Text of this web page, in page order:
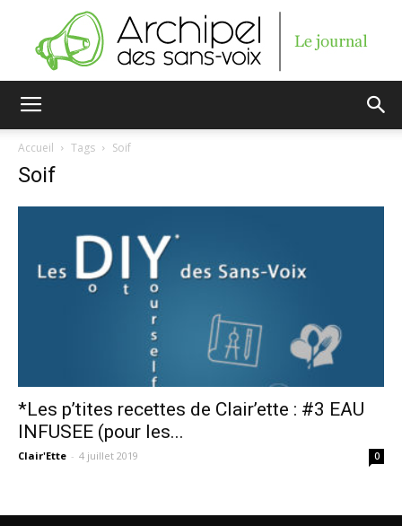
sans-
voix
Accueil Tags Soif
Soif
*Les p’tites recettes de Clair’ette : #3 EAU
INFUSEE (pour les...
Clair'Ette - 4 juillet 2019 0